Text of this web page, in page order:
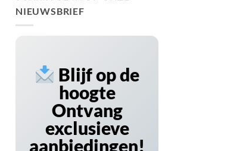
NIEUWSBRIEF
Blijf op de
hoogte
Ontvang
exclusieve
aanbiedingen!